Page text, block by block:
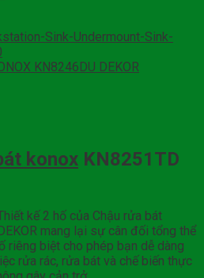
konox KN8251TD
kế 2 hố của Chậu rửa bát
mang lại sự cân đối tổng thể
riêng biệt cho phép bạn dễ dàng
rửa rác, rửa bát và chế biến thực